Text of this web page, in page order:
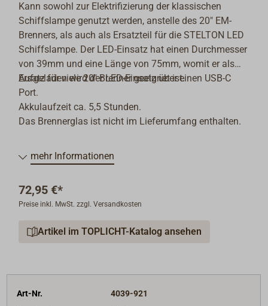
Kann sowohl zur Elektrifizierung der klassischen
Schiffslampe genutzt werden, anstelle des 20" EM-
Brenners, als auch als Ersatzteil für die STELTON LED
Schiffslampe. Der LED-Einsatz hat einen Durchmesser
von 39mm und eine Länge von 75mm, womit er als
Ersatz für viele 20" Brenner geeignet ist.
Aufgeladen wird der LED-Einsatz über einen USB-C
Port.
Akkulaufzeit ca. 5,5 Stunden.
Das Brennerglas ist nicht im Lieferumfang enthalten.
mehr Informationen
72,95 €*
Preise inkl. MwSt. zzgl. Versandkosten
Artikel im TOPLICHT-Katalog ansehen
Art-Nr.
4039-921